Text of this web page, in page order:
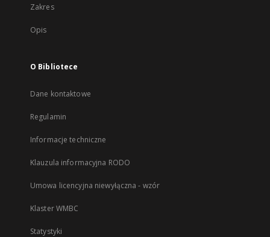
Zakres
Opis
O Bibliotece
Dane kontaktowe
Regulamin
Informacje techniczne
Klauzula informacyjna RODO
Umowa licencyjna niewyłączna - wzór
Klaster WMBC
Statystyki